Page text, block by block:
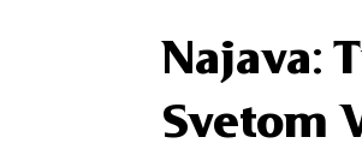
Najava:
Svetom